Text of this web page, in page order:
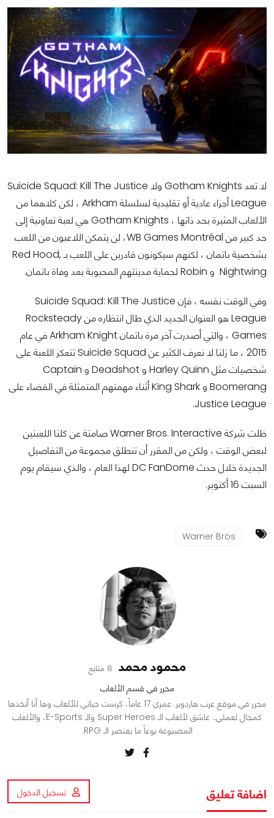
لا تعد Gotham Knights ولا Suicide Squad: Kill The Justice
League أجزاء عادية أو تقليدية لسلسلة Arkham ، لكن كلاهما من
الألعاب المثيرة بحد ذاتها ، Gotham Knights هي لعبة تعاونية إلى
حد كبير من WB Games Montréal، لن يتمكن اللاعبون من اللعب
بشخصية باتمان ، لكنهم سيكونون قادرين على اللعب بـ Red Hood,
Nightwing و Robin لحماية مدينتهم المحبوبة بعد وفاة باتمان.
وفي الوقت نفسه ، فإن Suicide Squad: Kill The Justice
League هو العنوان الجديد الذي طال انتظاره من Rocksteady
Games ، والتي أصدرت آخر مرة باتمان Arkham Knight في عام
2015 ، ما زلنا لا نعرف الكثير عن Suicide Squad تتعكز اللعبة على
شخصيات مثل Harley Quinn و Deadshot و Captain
Boomerang و King Shark أثناء مهمتهم المتمثلة في القضاء على
Justice League.
ظلت شركة Warner Bros. Interactive صامتة عن كلتا اللعبتين
لبعض الوقت ، ولكن من المقرر أن تنطلق مجموعة من التفاصيل
الجديدة خلال حدث DC FanDome لهذا العام ، والذي سيقام يوم
السبت 16 أكتوبر.
Warner Bros
محمود محمد 8 متابع
محرر في قسم الألعاب
محرر في موقع عرب هاردوير. عمري 17 عاماً، كرست حياتي للألعاب وها أنا أتخذها
كمجال لعملي.. عاشق لألعاب الـ Super Heroes والـ E-Sports، والألعاب
المصبوغة نوعاً ما بعنصر الـ RPG.
اضافة تعليق تسجيل الدخول